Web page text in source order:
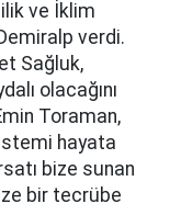
ve İklim
verdi.
Sağluk,
olacağını
Toraman,
hayata
bize sunan
bir tecrübe